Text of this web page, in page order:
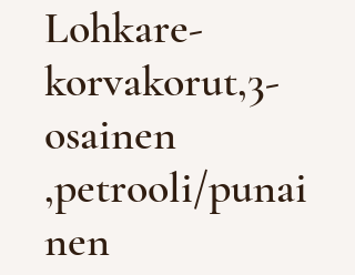
Lohkare-
korvakorut,3-
osainen
,petrooli/punai
nen